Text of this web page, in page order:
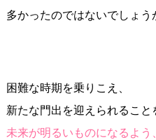
多かったのではないでしょう
困難な時期を乗りこえ、
新たな門出を迎えられること
未来が明るいものになるよう